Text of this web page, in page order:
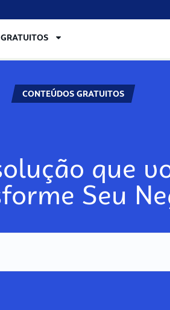
CONTEÚDOS GRATUITOS
que
Seu